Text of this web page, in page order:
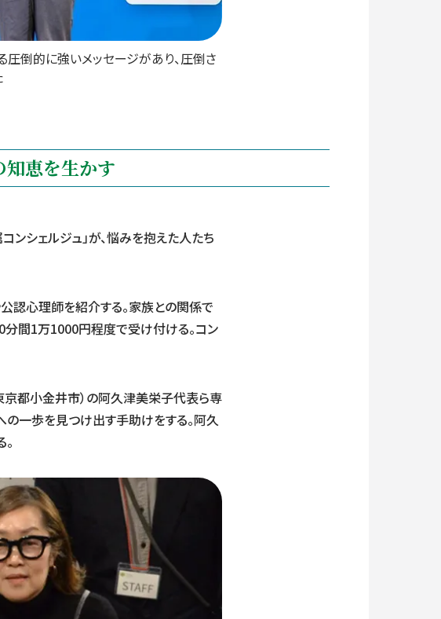
圧倒的に強いメッセージがあり、圧倒さ
恵を生かす
ンシェルジュ」が、悩みを抱えた人たち
認心理師を紹介する。家族との関係で
分間1万1000円程度で受け付ける。コン
都小金井市）の阿久津美栄子代表ら専
の一歩を見つけ出す手助けをする。阿久